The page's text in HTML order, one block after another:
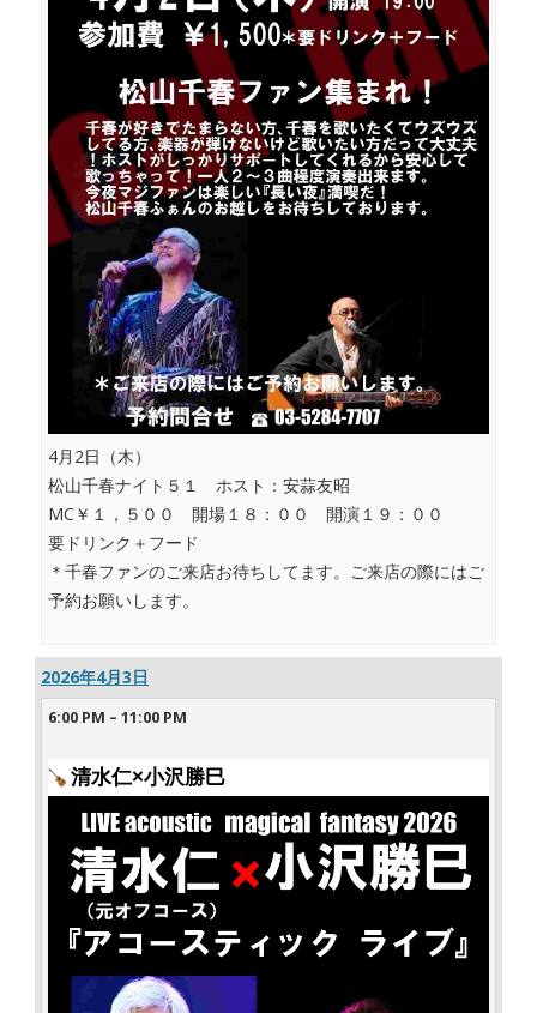
4月2日（木）
松山千春ナイト５１ ホスト：安蒜友昭
MC￥１，５００ 開場１８：００ 開演１９：００
要ドリンク＋フード
＊千春ファンのご来店お待ちしてます。ご来店の際にはご
予約お願いします。
2026年4月3日
6:00 PM – 11:00 PM
清水仁×小沢勝巳